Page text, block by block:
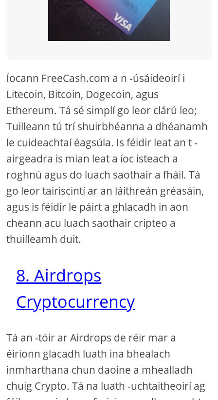
Íocann FreeCash.com a n -úsáideoirí i
Litecoin, Bitcoin, Dogecoin, agus
Ethereum. Tá sé simplí go leor clárú leo;
Tuilleann tú trí shuirbhéanna a dhéanamh
le cuideachtaí éagsúla. Is féidir leat an t -
airgeadra is mian leat a íoc isteach a
roghnú agus do luach saothair a fháil. Tá
go leor tairiscintí ar an láithreán gréasáin,
agus is féidir le páirt a ghlacadh in aon
cheann acu luach saothair cripteo a
thuilleamh duit.
8. Airdrops
Cryptocurrency
Tá an -tóir ar Airdrops de réir mar a
éiríonn glacadh luath ina bhealach
inmharthana chun daoine a mhealladh
chuig Crypto. Tá na luath -uchtaitheoirí ag